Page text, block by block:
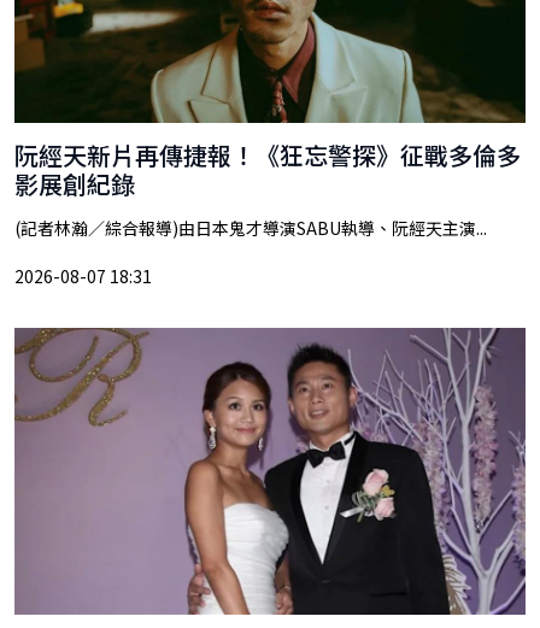
阮經天新片再傳捷報！《狂忘警探》征戰多倫多
影展創紀錄
(記者林瀚／綜合報導)由日本鬼才導演SABU執導、阮經天主演...
2026-08-07 18:31